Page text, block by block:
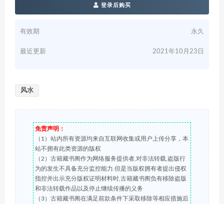
登录后购买
有效期 永久
最近更新 2021年10月23日
风水
免责声明：
（1）站内所有资源均来自互联网收集或用户上传分享，本
站不拥有此类资源的版权
（2）古籍藏书阁作为网络服务提供者,对非法转载,盗版行
为的发生不具备充分监控能力.但是当版权拥有者提出侵权
指控并出示充分版权证明材料时,古籍藏书阁负有移除盗版
和非法转载作品以及停止继续传播的义务
（3）古籍藏书阁在满足前款条件下采取移除等相应措施后